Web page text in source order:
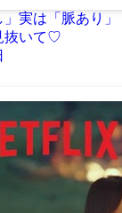
実は「脈あり
抜いて♡